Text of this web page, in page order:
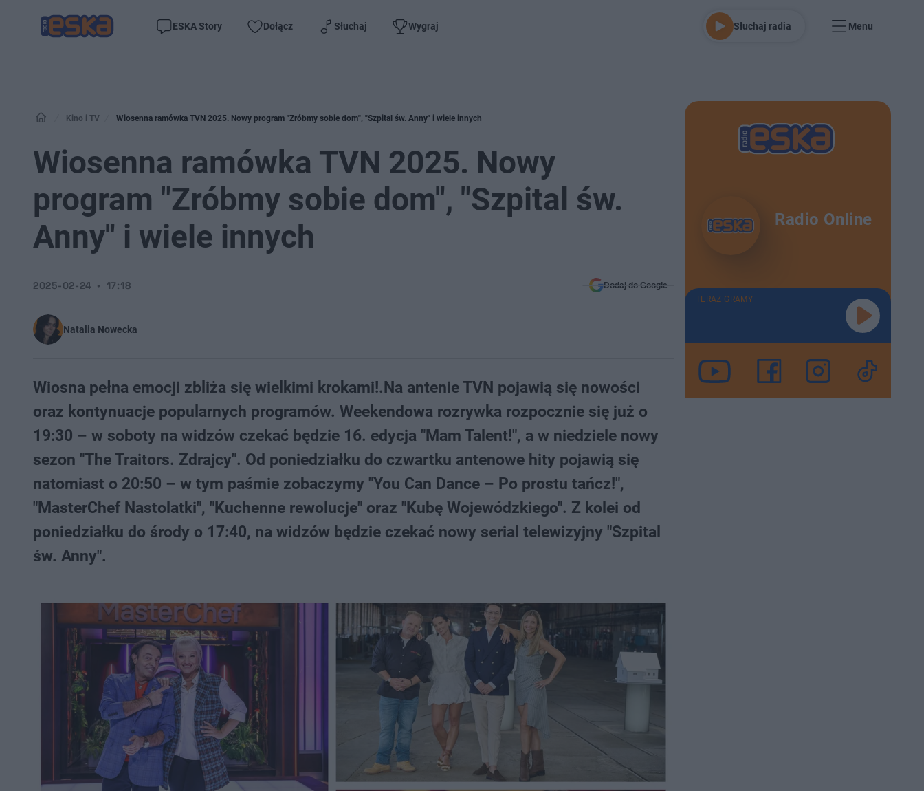
ESKA Story Dołącz Słuchaj Wygraj Słuchaj radia Menu
Kino i TV Wiosenna ramówka TVN 2025. Nowy program "Zróbmy sobie dom", "Szpital św. Anny" i wiele innych
Wiosenna ramówka TVN 2025. Nowy
program "Zróbmy sobie dom", "Szpital św.
Anny" i wiele innych
Natalia Nowecka
2025-02-24 17:18 Dodaj do Google
Wiosna pełna emocji zbliża się wielkimi krokami!.Na antenie TVN pojawią się nowości
oraz kontynuacje popularnych programów. Weekendowa rozrywka rozpocznie się już o
19:30 – w soboty na widzów czekać będzie 16. edycja "Mam Talent!", a w niedziele nowy
sezon "The Traitors. Zdrajcy". Od poniedziałku do czwartku antenowe hity pojawią się
natomiast o 20:50 – w tym paśmie zobaczymy "You Can Dance – Po prostu tańcz!",
"MasterChef Nastolatki", "Kuchenne rewolucje" oraz "Kubę Wojewódzkiego". Z kolei od
poniedziałku do środy o 17:40, na widzów będzie czekać nowy serial telewizyjny "Szpital
św. Anny".
Radio Online
TERAZ GRAMY